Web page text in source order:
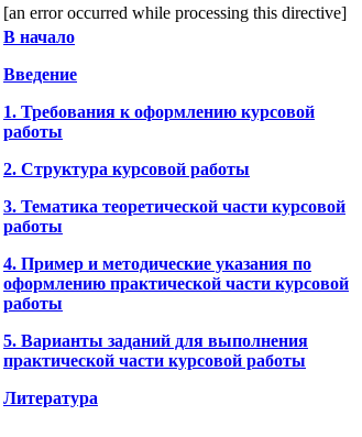
[an error occurred while processing this directive]
В начало
Введение
1. Требования к оформлению курсовой
работы
2. Структура курсовой работы
3. Тематика теоретической части курсовой
работы
4. Пример и методические указания по
оформлению практической части курсовой
работы
5. Варианты заданий для выполнения
практической части курсовой работы
Литература